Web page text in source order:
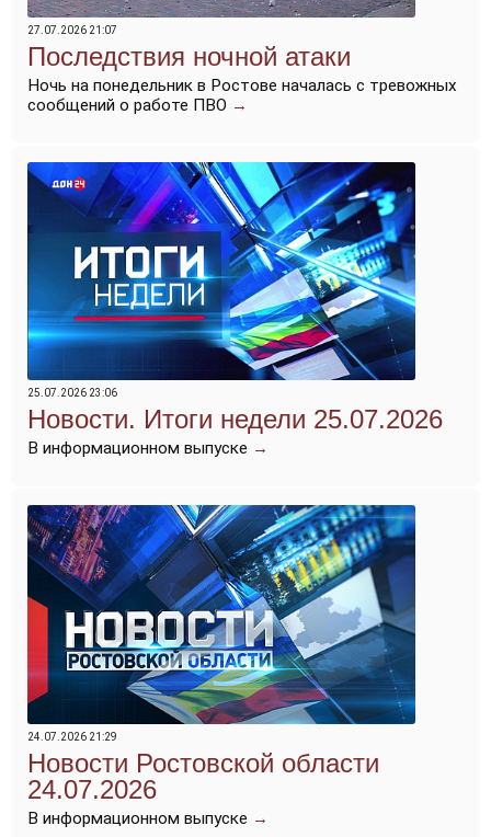
27.07.2026 21:07
Последствия ночной атаки
Ночь на понедельник в Ростове началась с тревожных
сообщений о работе ПВО →
25.07.2026 23:06
Новости. Итоги недели 25.07.2026
В информационном выпуске →
24.07.2026 21:29
Новости Ростовской области
24.07.2026
В информационном выпуске →